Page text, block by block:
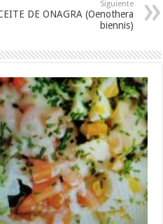
Siguiente
DE ONAGRA (Oenothera
biennis)